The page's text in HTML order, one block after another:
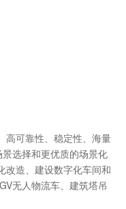
高可靠性、稳定性、海量
选择和更优质的场景化
改造、建设数字化车间和
无人物流车、建筑塔吊